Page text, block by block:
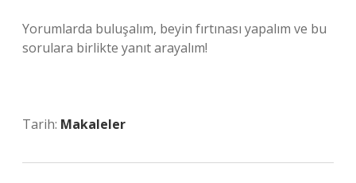
Yorumlarda buluşalım, beyin fırtınası yapalım ve bu
sorulara birlikte yanıt arayalım!
Tarih: Makaleler